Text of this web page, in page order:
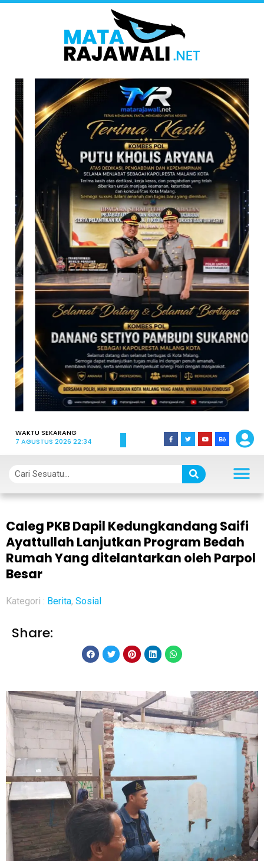
WAKTU SEKARANG
7 AGUSTUS 2026 22:34
Caleg PKB Dapil Kedungkandang Saifi
Ayattullah Lanjutkan Program Bedah
Rumah Yang ditelantarkan oleh Parpol
Besar
Kategori : Berita, Sosial
Share: